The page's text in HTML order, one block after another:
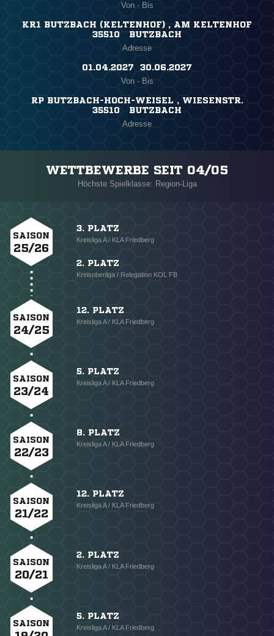
Von - Bis
KR1 BUTZBACH (KELTENHOF) , AM KELTENHOF
35510 BUTZBACH
Adresse
01.04.2027 ​ 30.06.2027
Von - Bis
RP BUTZBACH-HOCH-WEISEL , WIESENSTR.
35510 BUTZBACH
Adresse
WETTBEWERBE SEIT 04/05
Höchste Spielklasse: Region-Liga
SAISON
25/26
3. PLATZ
Kreisliga A / KLA Friedberg
2. PLATZ
Kreisoberliga / Relegation KOL FB
SAISON
24/25
12. PLATZ
Kreisliga A / KLA Friedberg
SAISON
23/24
5. PLATZ
Kreisliga A / KLA Friedberg
SAISON
22/23
8. PLATZ
Kreisliga A / KLA Friedberg
SAISON
21/22
12. PLATZ
Kreisliga A / KLA Friedberg
SAISON
20/21
2. PLATZ
Kreisliga A / KLA Friedberg
SAISON
5. PLATZ
Kreisliga A / KLA Friedberg